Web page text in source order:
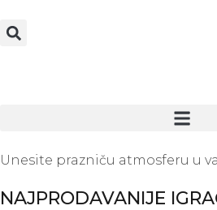
Unesite prazniču atmosferu u
NAJPRODAVANIJE